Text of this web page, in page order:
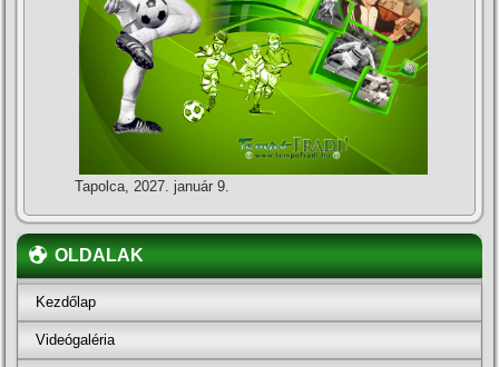
Tapolca, 2027. január 9.
OLDALAK
Kezdőlap
Videógaléria